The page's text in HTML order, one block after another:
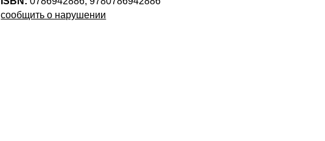
сообщить о нарушении